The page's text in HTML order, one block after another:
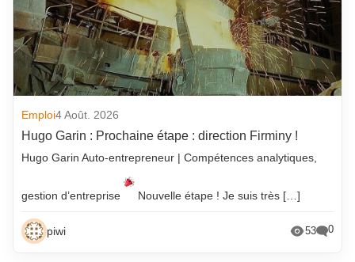
Emploi4 Août. 2026
Hugo Garin : Prochaine étape : direction Firminy !
Hugo Garin Auto-entrepreneur | Compétences analytiques,
gestion d’entreprise Nouvelle étape ! Je suis très […]
piwi 53 0